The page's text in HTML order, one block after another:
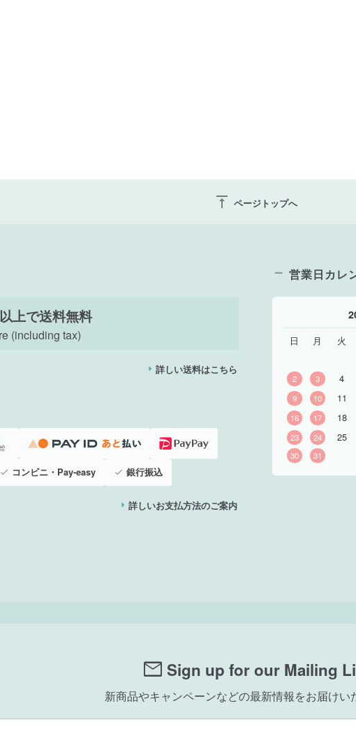
vertical_align_top ページトップへ
上で送料無料
(including tax)
詳しい送料はこちら
コンビニ・Pay-easy 銀行振込
詳しいお支払方法のご案内
営業日カレ
日 月 火
2 3 4
9 10 11
16 17 18
23 24 25
30 31
mail Sign up for our Mailing
新商品やキャンペーンなどの最新情報をお届けい